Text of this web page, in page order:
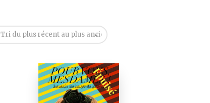
Tri du plus récent au plus ancien